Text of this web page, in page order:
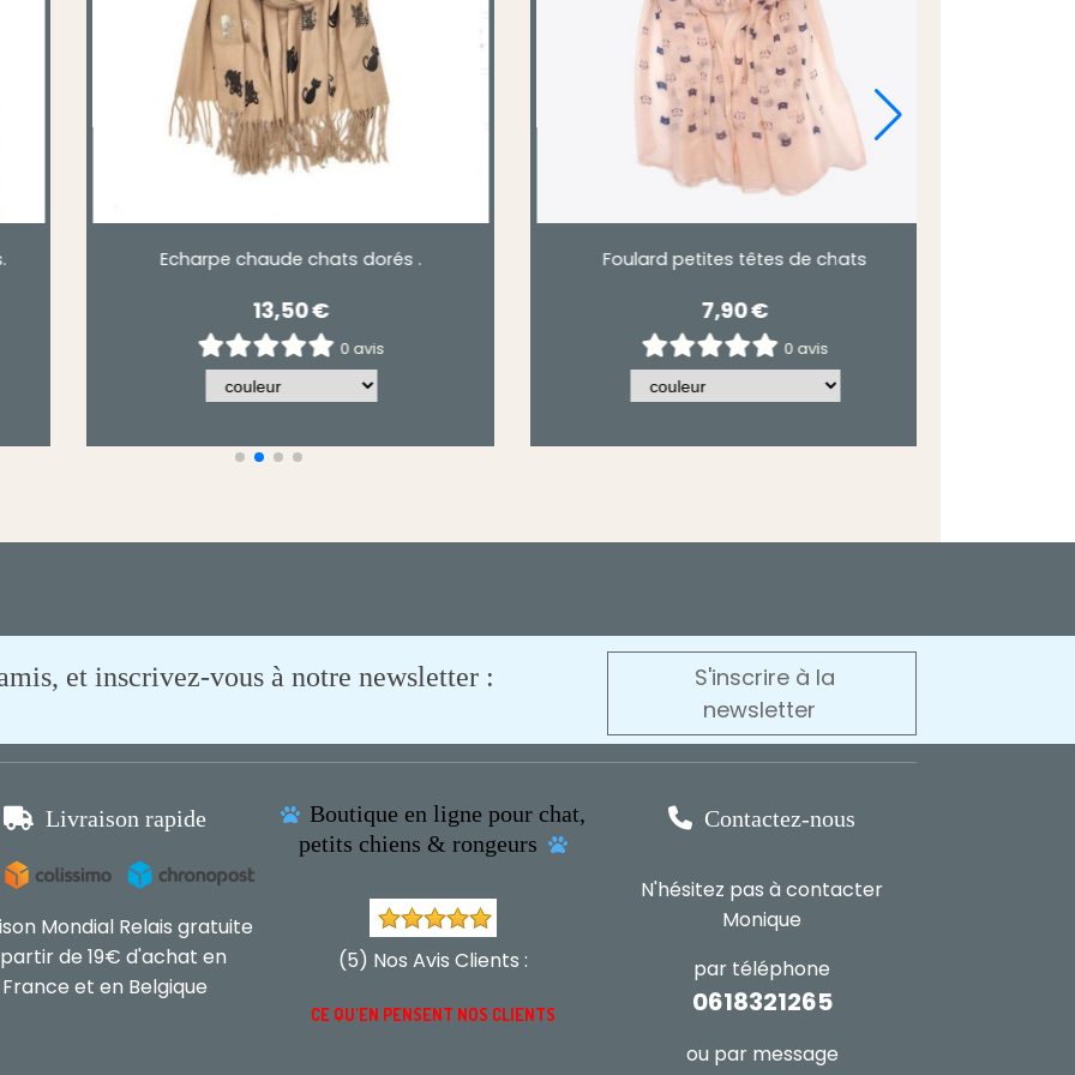
Echarpe dessins de chats à franges.
15,90
0 avis
Echarpe chaude méli mélo de chats.
13,90
0 avis
et inscrivez-vous à notre newsletter :
S'inscrire à la
newsletter
 Livraison rapide
Mondial Relais gratuite
de 19€ d'achat en
France et en Belgique
 Boutique en ligne pour chat,
petits chiens & rongeurs

(5) Nos Avis Clients :
CE QU'EN PENSENT NOS CLIENTS
 Contactez-nous
N'hésitez pas à contacter
Monique
par téléphone
0618321265
ou par message